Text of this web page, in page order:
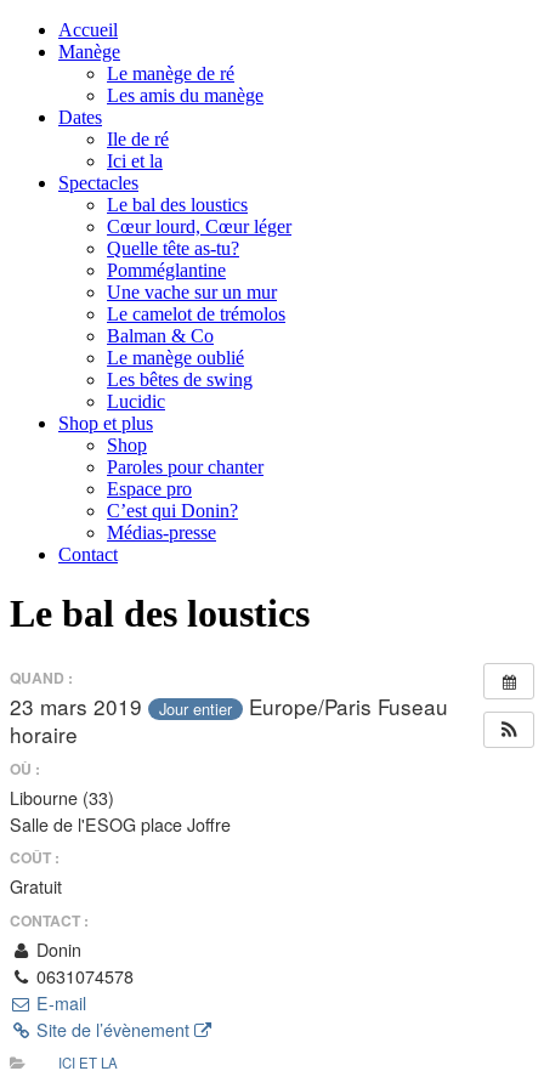
Accueil
Manège
Le manège de ré
Les amis du manège
Dates
Ile de ré
Ici et la
Spectacles
Le bal des loustics
Cœur lourd, Cœur léger
Quelle tête as-tu?
Pomméglantine
Une vache sur un mur
Le camelot de trémolos
Balman & Co
Le manège oublié
Les bêtes de swing
Lucidic
Shop et plus
Shop
Paroles pour chanter
Espace pro
C’est qui Donin?
Médias-presse
Contact
Le bal des loustics
QUAND :
23 mars 2019 Jour entier
Europe/Paris Fuseau
horaire
OÙ :
Libourne (33)
Salle de l'ESOG place Joffre
COÛT :
Gratuit
CONTACT :
Donin
0631074578
E-mail
Site de l’évènement
ICI ET LA